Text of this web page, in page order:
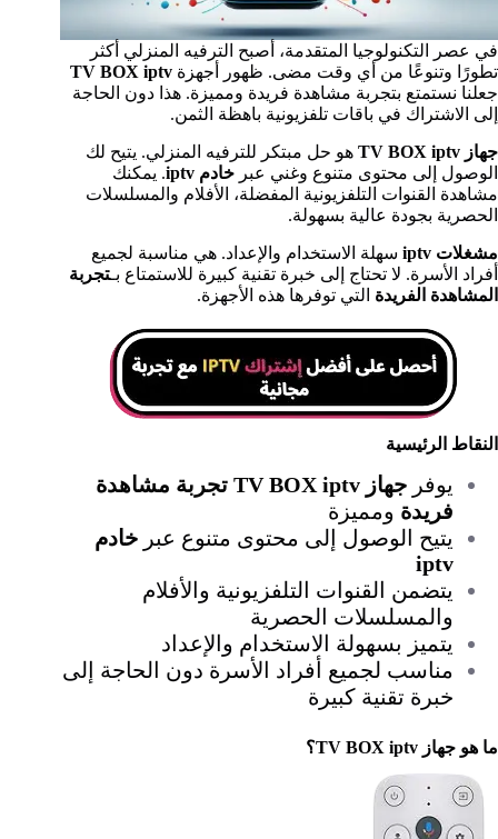
في عصر التكنولوجيا المتقدمة، أصبح الترفيه المنزلي أكثر
تطورًا وتنوعًا من أي وقت مضى. ظهور أجهزة TV BOX iptv
جعلنا نستمتع بتجربة مشاهدة فريدة ومميزة. هذا دون الحاجة
إلى الاشتراك في باقات تلفزيونية باهظة الثمن.
جهاز TV BOX iptv
هو حل مبتكر للترفيه المنزلي. يتيح لك
الوصول إلى محتوى متنوع وغني عبر خادم iptv
. يمكنك
مشاهدة القنوات التلفزيونية المفضلة، الأفلام والمسلسلات
الحصرية بجودة عالية بسهولة.
مشغلات iptv
سهلة الاستخدام والإعداد. هي مناسبة لجميع
أفراد الأسرة. لا تحتاج إلى خبرة تقنية كبيرة للاستمتاع بـتجربة
المشاهدة الفريدة التي توفرها هذه الأجهزة.
النقاط الرئيسية
يوفر جهاز TV BOX iptv
تجربة مشاهدة
فريدة ومميزة
يتيح الوصول إلى محتوى متنوع عبر خادم
iptv
يتضمن القنوات التلفزيونية والأفلام
والمسلسلات الحصرية
يتميز بسهولة الاستخدام والإعداد
مناسب لجميع أفراد الأسرة دون الحاجة إلى
خبرة تقنية كبيرة
ما هو جهاز TV BOX iptv؟